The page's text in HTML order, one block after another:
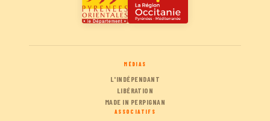
MÉDIAS
L'INDÉPENDANT
LIBÉRATION
MADE IN PERPIGNAN
ASSOCIATIFS